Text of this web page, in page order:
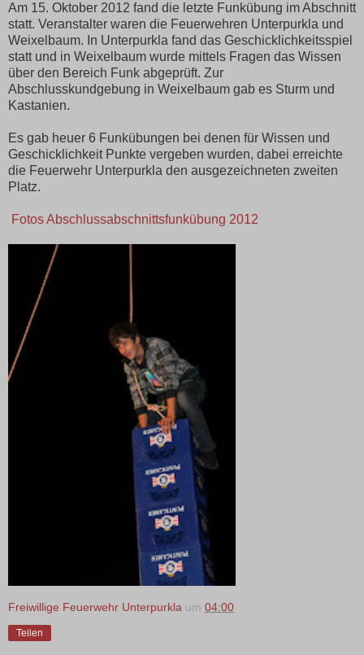
Am 15. Oktober 2012 fand die letzte Funkübung im Abschnitt
statt. Veranstalter waren die Feuerwehren Unterpurkla und
Weixelbaum. In Unterpurkla fand das Geschicklichkeitsspiel
statt und in Weixelbaum wurde mittels Fragen das Wissen
über den Bereich Funk abgeprüft. Zur
Abschlusskundgebung in Weixelbaum gab es Sturm und
Kastanien.
Es gab heuer 6 Funkübungen bei denen für Wissen und
Geschicklichkeit Punkte vergeben wurden, dabei erreichte
die Feuerwehr Unterpurkla den ausgezeichneten zweiten
Platz.
Fotos Abschlussabschnittsfunkübung 2012
Freiwillige Feuerwehr Unterpurkla um 04:00
Teilen